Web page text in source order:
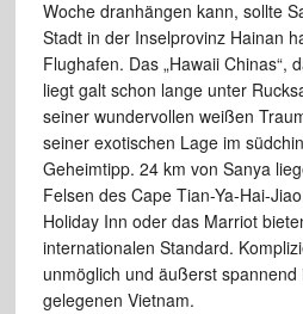
Woche dranhängen kann, sollte
Stadt in der Inselprovinz Hainan
Flughafen. Das „Hawaii Chinas“,
liegt galt schon lange unter
seiner wundervollen weißen
seiner exotischen Lage im
Geheimtipp. 24 km von Sanya
Felsen des Cape Tian-Ya-Hai-
Holiday Inn oder das Marriot
internationalen Standard.
unmöglich und äußerst spannend
gelegenen Vietnam.